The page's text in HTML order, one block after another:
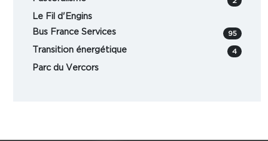
Le Fil d'Engins
Bus France Services
95
Transition énergétique 4
Parc du Vercors